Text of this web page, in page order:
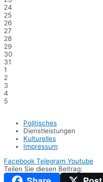
24
25
26
27
28
29
30
31
1
2
3
4
5
Politisches
Dienstleistungen
Kulturelles
Impressum
Facebook Telegram Youtube
Teilen Sie diesen Beitrag: